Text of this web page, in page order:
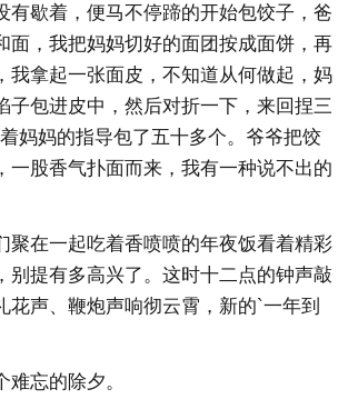
有歇着，便马不停蹄的开始包饺子，爸
面，我把妈妈切好的面团按成面饼，再
我拿起一张面皮，不知道从何做起，妈
子包进皮中，然后对折一下，来回捏三
妈妈的指导包了五十多个。爷爷把饺
一股香气扑面而来，我有一种说不出的
聚在一起吃着香喷喷的年夜饭看着精彩
别提有多高兴了。这时十二点的钟声敲
花声、鞭炮声响彻云霄，新的`一年到
忘的除夕。